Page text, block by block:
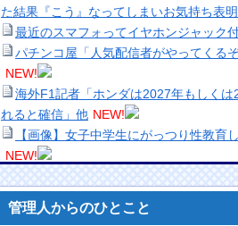
た結果『こう』なってしまいお気持ち表
最近のスマフォってイヤホンジャック
パチンコ屋「人気配信者がやってくる
NEW!
海外F1記者「ホンダは2027年もしく
れると確信」他 NEW!
【画像】女子中学生にがっつり性教
NEW!
【衝撃】酔ってエ口モードになってた
ｗｗｗｗｗｗｗｗｗｗｗ NEW!
管理人からのひとこと